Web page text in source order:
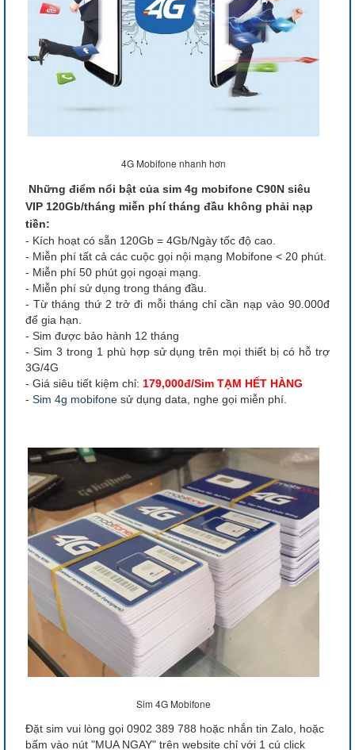
4G Mobifone nhanh hơn
Những điểm nổi bật của sim 4g mobifone C90N siêu
VIP 120Gb/tháng miễn phí tháng đầu không phải nạp
tiền:
- Kích hoạt có sẵn 120Gb = 4Gb/Ngày tốc độ cao.
- Miễn phí tất cả các cuộc gọi nội mạng Mobifone < 20 phút.
- Miễn phí 50 phút gọi ngoại mạng.
- Miễn phí sử dụng trong tháng đầu.
- Từ tháng thứ 2 trở đi mỗi tháng chỉ cần nạp vào 90.000đ
để gia hạn.
- Sim được bảo hành 12 tháng
- Sim 3 trong 1 phù hợp sử dụng trên mọi thiết bị có hỗ trợ
3G/4G
- Giá siêu tiết kiệm chỉ: 179,000đ/Sim TẠM HẾT HÀNG
- Sim 4g mobifone sử dụng data, nghe gọi miễn phí.
Sim 4G Mobifone
Đặt sim vui lòng gọi 0902 389 788 hoặc nhắn tin Zalo, hoặc
bấm vào nút "MUA NGAY" trên website chỉ với 1 cú click